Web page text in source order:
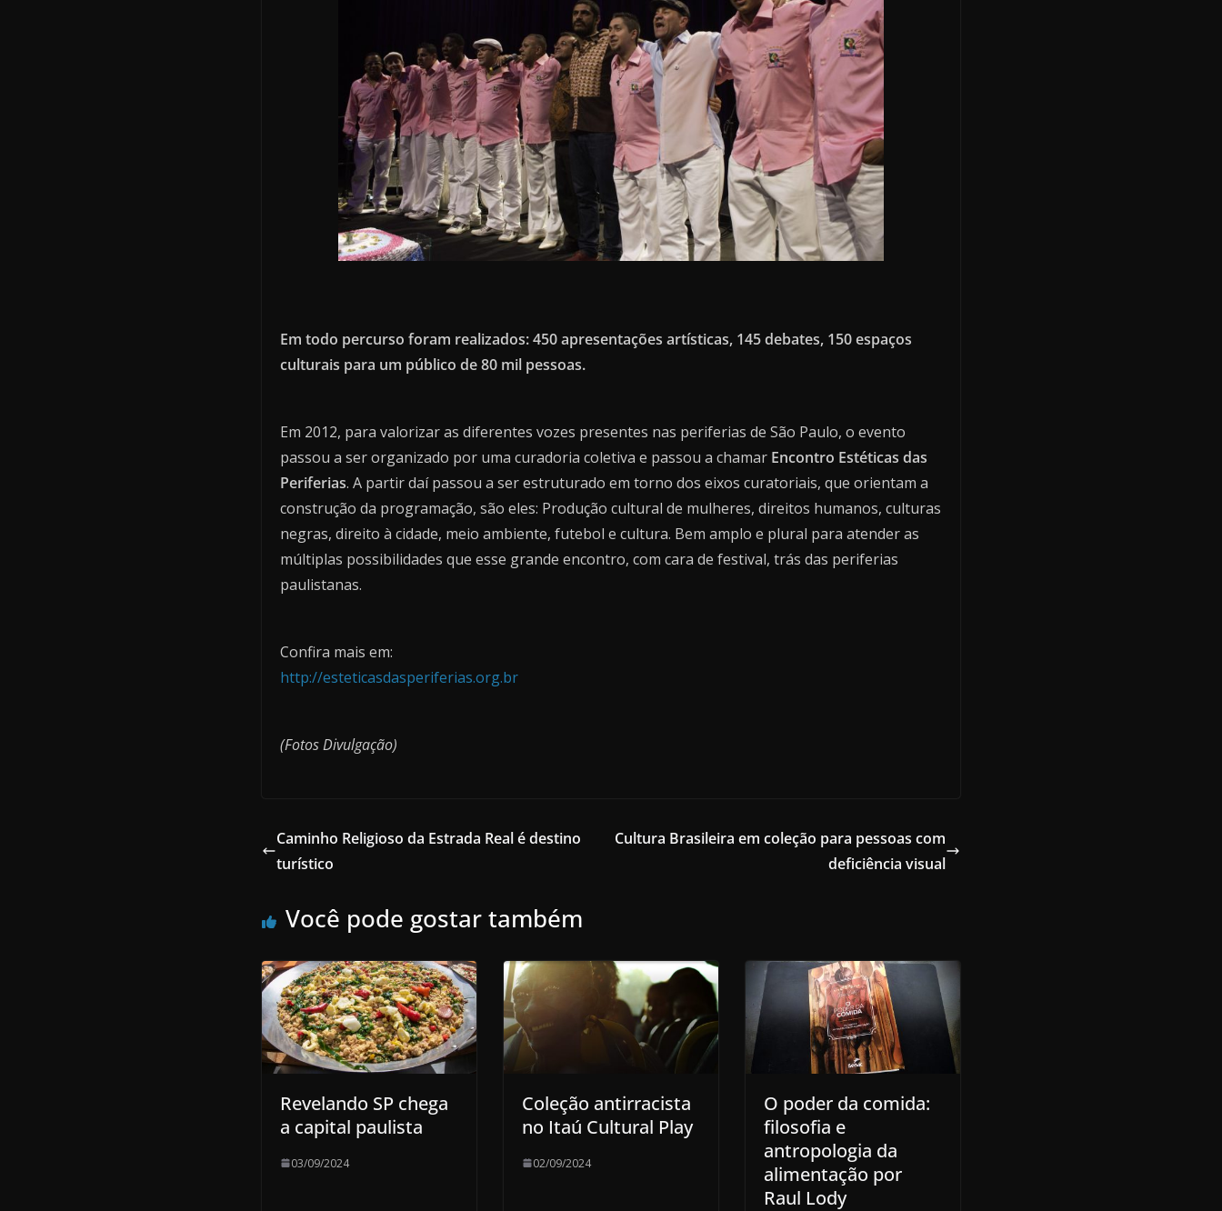
Em todo percurso foram realizados:450 apresentações artísticas, 145 debates, 150 espaços
culturais para um público de 80 mil pessoas.
Em 2012, para valorizar as diferentes vozes presentes nas periferias de São Paulo, o evento
passou a ser organizado por uma curadoria coletiva e passou a chamar Encontro Estéticas das
Periferias. A partir daí passou a ser estruturado em torno dos eixos curatoriais, que orientam a
construção da programação, são eles: Produção cultural de mulheres, direitos humanos, culturas
negras, direito à cidade, meio ambiente, futebol e cultura. Bem amplo e plural para atender as
múltiplas possibilidades que esse grande encontro, com cara de festival, trás das periferias
paulistanas.
Confira mais em:
http://esteticasdasperiferias.org.br
(Fotos Divulgação)
Caminho Religioso da Estrada Real é destino
turístico
Cultura Brasileira em coleção para pessoas com
deficiência visual
Você pode gostar também
Revelando SP chega
a capital paulista
03/09/2024
Coleção antirracista
no Itaú Cultural Play
02/09/2024
O poder da comida:
filosofia e
antropologia da
alimentação por
Raul Lody